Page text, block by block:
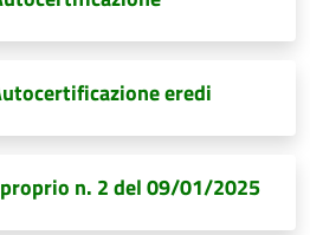
eredi
n. 2 del 09/01/2025